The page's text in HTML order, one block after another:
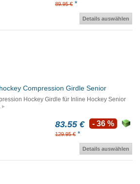
89.95 € *
Details auswählen
Compression Girdle Senior
Hockey Girdle für Inline Hockey Senior
83.55 €
129.95 € *
- 36 %
Details auswählen